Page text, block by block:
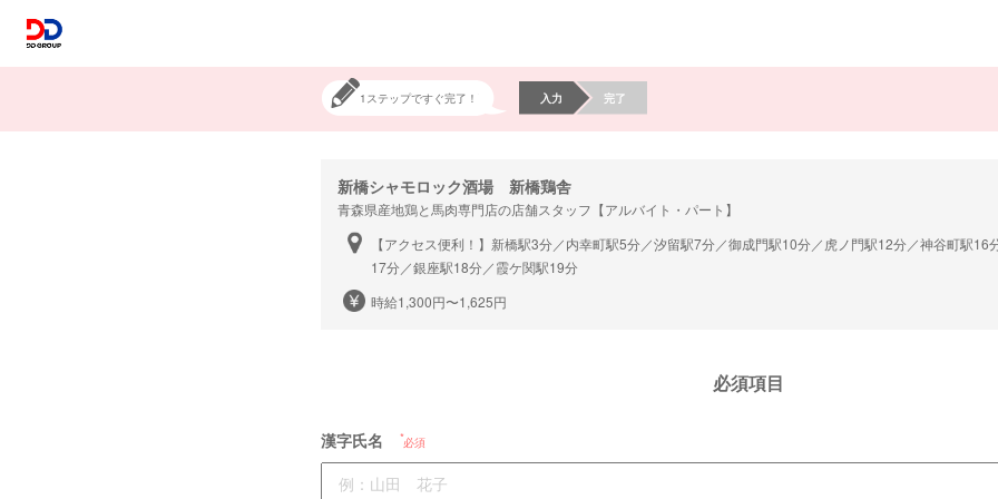
1ステップですぐ完了！ 入力 完了
新橋シャモロック酒場 新橋鶏舎
青森県産地鶏と馬肉専門店の店舗スタッフ【アルバイト・パート】
【アクセス便利！】新橋駅3分／内幸町駅5分／汐留駅7分／御成門駅10分／虎ノ門駅12分／神谷町駅16
17分／銀座駅18分／霞ケ関駅19分
時給1,300円〜1,625円
必須項目
漢字氏名 必須